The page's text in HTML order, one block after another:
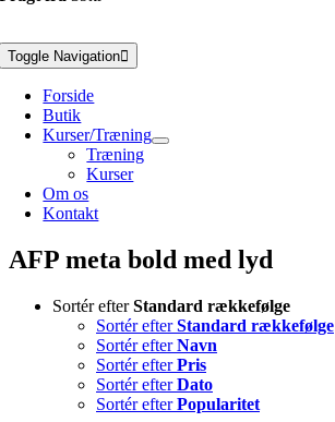
Toggle Navigation
Forside
Butik
Kurser/Træning
Træning
Kurser
Om os
Kontakt
AFP meta bold med lyd
Sortér efterStandard rækkefølge
Sortér efterStandard rækkefølge
Sortér efterNavn
Sortér efterPris
Sortér efterDato
Sortér efterPopularitet